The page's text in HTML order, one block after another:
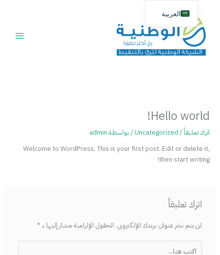
المحتوى
Hello world!
اترك تعليقاً/
Uncategorized/ بواسطةadmin
Welcome to WordPress. This is your first post. Edit or delete it,
then start writing!
اترك تعليقاً
لن يتم نشر عنوان بريدك الإلكتروني. الحقول الإلزامية مشار إليها بـ*
العربية
English